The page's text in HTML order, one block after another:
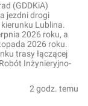
(GDDKiA)
jezdni drogi
Lublina.
2026 roku, a
2026 roku.
trasy łączącej
Inżynieryjno-
2 godz. temu